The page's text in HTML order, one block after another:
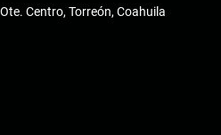
Centro, Torreón, Coahuila